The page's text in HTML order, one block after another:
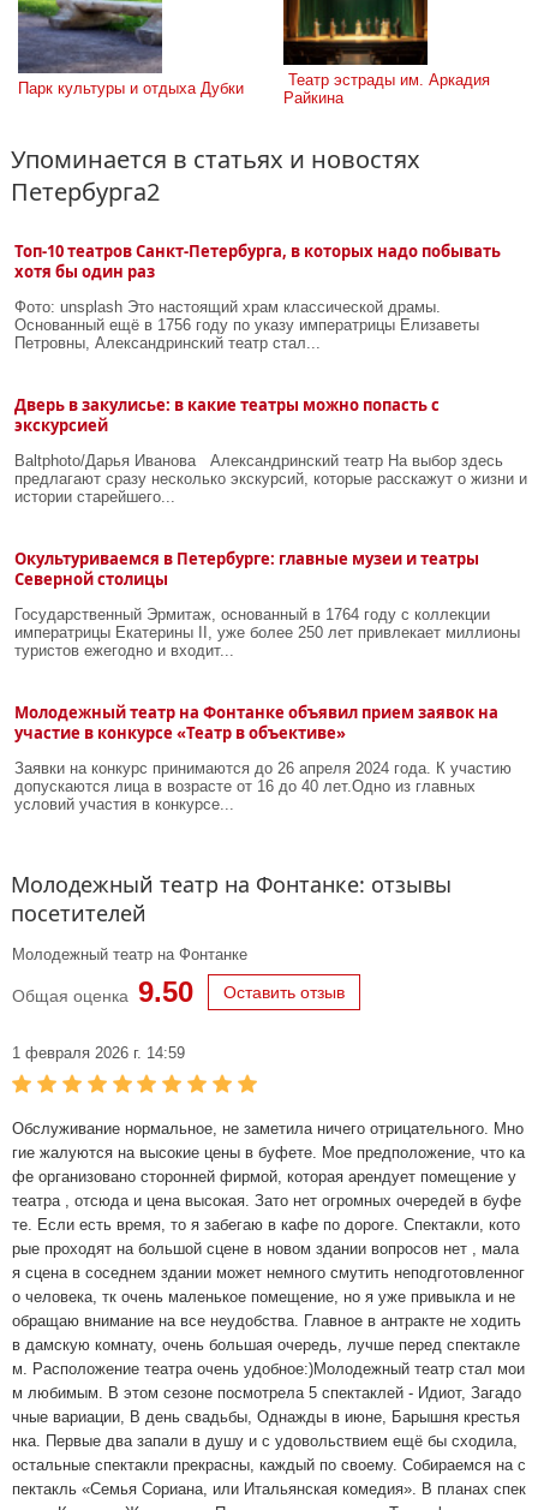
Парк культуры и отдыха Дубки
Райкина
Упоминается в статьях и новостях
Петербурга2
Топ‑10 театров Санкт‑Петербурга, в которых надо побывать
хотя бы один раз
Фото: unsplash Это настоящий храм классической драмы.
Основанный ещё в 1756 году по указу императрицы Елизаветы
Петровны, Александринский театр стал...
Дверь в закулисье: в какие театры можно попасть с
экскурсией
Baltphoto/Дарья Иванова Александринский театр На выбор здесь
предлагают сразу несколько экскурсий, которые расскажут о жизни и
истории старейшего...
Окультуриваемся в Петербурге: главные музеи и театры
Северной столицы
Государственный Эрмитаж, основанный в 1764 году с коллекции
императрицы Екатерины II, уже более 250 лет привлекает миллионы
туристов ежегодно и входит...
Молодежный театр на Фонтанке объявил прием заявок на
участие в конкурсе «Театр в объективе»
Заявки на конкурс принимаются до 26 апреля 2024 года. К участию
допускаются лица в возрасте от 16 до 40 лет.Одно из главных
условий участия в конкурсе...
Молодежный театр на Фонтанке: отзывы
посетителей
Молодежный театр на Фонтанке
Общая оценка 9.50 Оставить отзыв
1 февраля 2026 г. 14:59
Обслуживание нормальное, не заметила ничего отрицательного. Мно
гие жалуются на высокие цены в буфете. Мое предположение, что ка
фе организовано сторонней фирмой, которая арендует помещение у
театра , отсюда и цена высокая. Зато нет огромных очередей в буфе
те. Если есть время, то я забегаю в кафе по дороге. Спектакли, кото
рые проходят на большой сцене в новом здании вопросов нет , мала
я сцена в соседнем здании может немного смутить неподготовленног
о человека, тк очень маленькое помещение, но я уже привыкла и не
обращаю внимание на все неудобства. Главное в антракте не ходить
в дамскую комнату, очень большая очередь, лучше перед спектакле
м. Расположение театра очень удобное:)Молодежный театр стал мои
м любимым. В этом сезоне посмотрела 5 спектаклей - Идиот, Загадо
чные вариации, В день свадьбы, Однажды в июне, Барышня крестья
нка. Первые два запали в душу и с удовольствием ещё бы сходила,
остальные спектакли прекрасны, каждый по своему. Собираемся на с
пектакль «Семья Сориана, или Итальянская комедия». В планах спек